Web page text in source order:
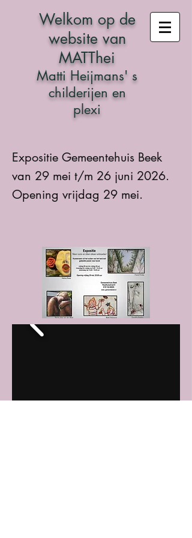
Welkom op de
website van
MATThei
Matti Heijmans' s
childerijen en
plexi
Expositie Gemeentehuis Beek
van 29 mei t/m 26 juni 2026.
Opening vrijdag 29 mei.